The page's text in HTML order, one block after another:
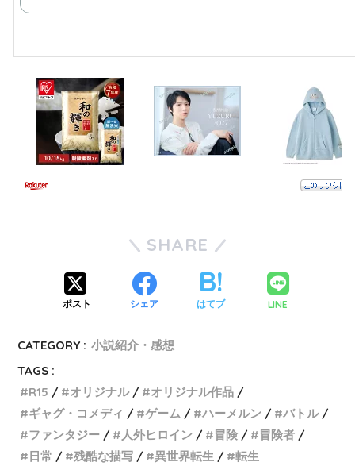
SHARE
ポスト シェア はてブ LINE
CATEGORY : 小説紹介・感想
TAGS :
R15
オリジナル
オリジナル作品
ギャグ・コメディ
ゲーム ハーメルン
バトル
ファンタジー
人外ヒロイン 冒険
冒険者
日常
残酷な描写 異世界転生 転生